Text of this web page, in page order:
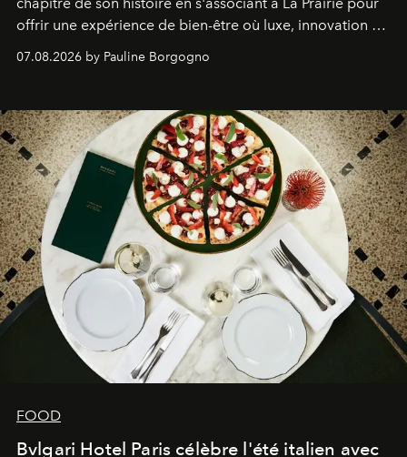
chapitre de son histoire en s'associant à La Prairie pour
offrir une expérience de bien-être où luxe, innovation et
expertise se rencontrent.
07.08.2026 by Pauline Borgogno
FOOD
Bvlgari Hotel Paris célèbre l'été italien avec